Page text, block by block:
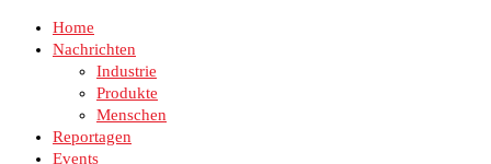
Home
Nachrichten
Industrie
Produkte
Menschen
Reportagen
Events